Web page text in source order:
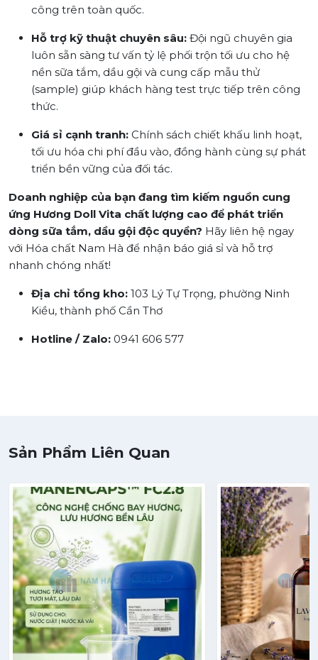
công trên toàn quốc.
Hỗ trợ kỹ thuật chuyên sâu: Đội ngũ chuyên gia
luôn sẵn sàng tư vấn tỷ lệ phối trộn tối ưu cho hệ
nền sữa tắm, dầu gội và cung cấp mẫu thử
(sample) giúp khách hàng test trực tiếp trên công
thức.
Giá sỉ cạnh tranh: Chính sách chiết khấu linh hoạt,
tối ưu hóa chi phí đầu vào, đồng hành cùng sự phát
triển bền vững của đối tác.
Doanh nghiệp của bạn đang tìm kiếm nguồn cung
ứng Hương Doll Vita chất lượng cao để phát triển
dòng sữa tắm, dầu gội độc quyền? Hãy liên hệ ngay
với Hóa chất Nam Hà để nhận báo giá sỉ và hỗ trợ
nhanh chóng nhất!
Địa chỉ tổng kho: 103 Lý Tự Trọng, phường Ninh
Kiều, thành phố Cần Thơ
Hotline / Zalo: 0941 606 577
Sản Phẩm Liên Quan